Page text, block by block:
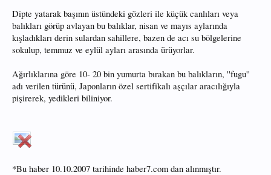
Dipte yatarak başının üstündeki gözleri ile küçük canlıları veya
balıkları görüp avlayan bu balıklar, nisan ve mayıs aylarında
kışladıkları derin sulardan sahillere, bazen de acı su bölgelerine
sokulup, temmuz ve eylül ayları arasında ürüyorlar.
Ağırlıklarına göre 10- 20 bin yumurta bırakan bu balıkların, ''fugu''
adı verilen türünü, Japonların özel sertifikalı aşçılar aracılığıyla
pişirerek, yedikleri biliniyor.
*Bu haber 10.10.2007 tarihinde haber7.com dan alınmıştır.